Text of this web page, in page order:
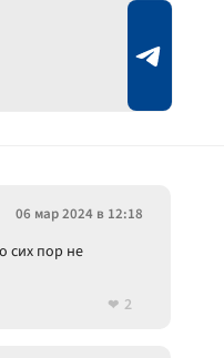
06 мар 2024 в 12:18
сих пор не
2